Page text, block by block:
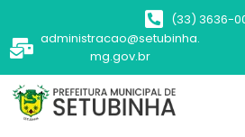
(33) 3636-
administracao@setubinha.
mg.gov.br